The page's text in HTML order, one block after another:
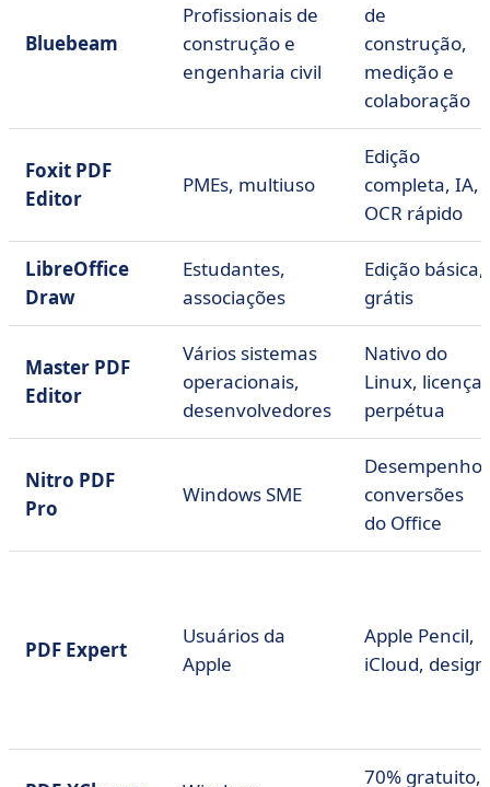
Bluebeam
Profissionais de
construção e
engenharia civil
de
construção,
medição e
colaboração
Foxit PDF
Editor
PMEs, multiuso
Edição
completa, IA,
OCR rápido
LibreOffice
Draw
Estudantes,
associações
Edição básica,
grátis
Master PDF
Editor
Vários sistemas
operacionais,
desenvolvedores
Nativo do
Linux, licença
perpétua
Nitro PDF
Pro
Windows SME
Desempenho,
conversões
do Office
PDF Expert
Usuários da
Apple
Apple Pencil,
iCloud, design
70% gratuito,